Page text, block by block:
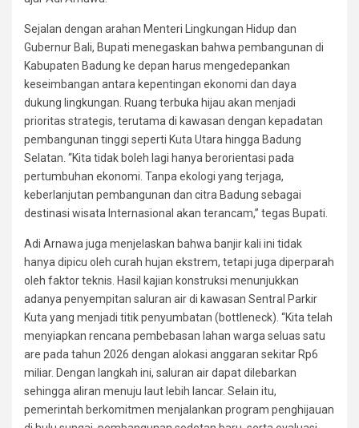
Sejalan dengan arahan Menteri Lingkungan Hidup dan
Gubernur Bali, Bupati menegaskan bahwa pembangunan di
Kabupaten Badung ke depan harus mengedepankan
keseimbangan antara kepentingan ekonomi dan daya
dukung lingkungan. Ruang terbuka hijau akan menjadi
prioritas strategis, terutama di kawasan dengan kepadatan
pembangunan tinggi seperti Kuta Utara hingga Badung
Selatan. “Kita tidak boleh lagi hanya berorientasi pada
pertumbuhan ekonomi. Tanpa ekologi yang terjaga,
keberlanjutan pembangunan dan citra Badung sebagai
destinasi wisata Internasional akan terancam,” tegas Bupati.
Adi Arnawa juga menjelaskan bahwa banjir kali ini tidak
hanya dipicu oleh curah hujan ekstrem, tetapi juga diperparah
oleh faktor teknis. Hasil kajian konstruksi menunjukkan
adanya penyempitan saluran air di kawasan Sentral Parkir
Kuta yang menjadi titik penyumbatan (bottleneck). “Kita telah
menyiapkan rencana pembebasan lahan warga seluas satu
are pada tahun 2026 dengan alokasi anggaran sekitar Rp6
miliar. Dengan langkah ini, saluran air dapat dilebarkan
sehingga aliran menuju laut lebih lancar. Selain itu,
pemerintah berkomitmen menjalankan program penghijauan